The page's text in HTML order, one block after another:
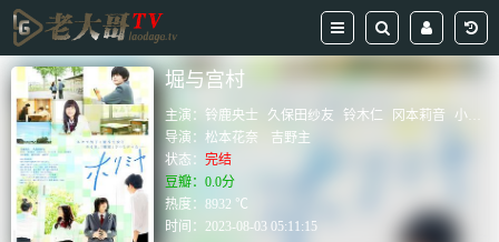
堀与宫村
主演： 铃鹿央士 久保田纱友 铃木仁 冈本莉音
小野寺晃良
导演：松本花奈
吉野主
状态：完结
豆瓣：0.0分
热度：8932 ℃
时间： 2023-08-03 05:11:15